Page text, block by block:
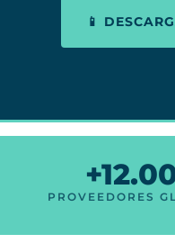
📱
PROVEEDORES